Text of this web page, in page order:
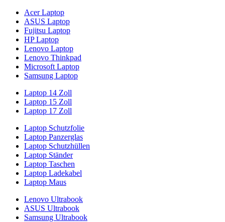
Acer Laptop
ASUS Laptop
Fujitsu Laptop
HP Laptop
Lenovo Laptop
Lenovo Thinkpad
Microsoft Laptop
Samsung Laptop
Laptop 14 Zoll
Laptop 15 Zoll
Laptop 17 Zoll
Laptop Schutzfolie
Laptop Panzerglas
Laptop Schutzhüllen
Laptop Ständer
Laptop Taschen
Laptop Ladekabel
Laptop Maus
Lenovo Ultrabook
ASUS Ultrabook
Samsung Ultrabook